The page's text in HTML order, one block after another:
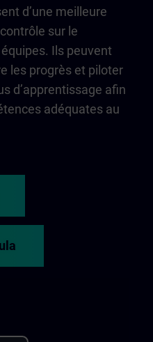
d’une meilleure
sur le
Ils peuvent
les progrès et piloter
d’apprentissage afin
adéquates au